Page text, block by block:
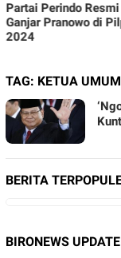
Resmi
Pranowo di Pilpres
TAG: KETUA
BERITA
BIRONEWS UPDATE